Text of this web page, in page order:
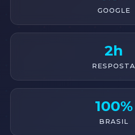
GOOGLE
2h
RESPOSTA
100%
BRASIL